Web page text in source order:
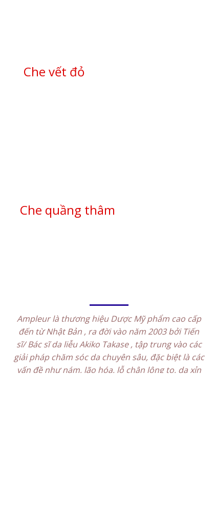
Che vết đỏ
Che quầng thâm
Ampleur là thương hiệu Dược Mỹ phẩm cao cấp
đến từ Nhật Bản , ra đời vào năm 2003 bởi Tiến
sĩ/ Bác sĩ da liễu Akiko Takase , tập trung vào các
giải pháp chăm sóc da chuyên sâu, đặc biệt là các
vấn đề như nám, lão hóa, lỗ chân lông to, da xỉn